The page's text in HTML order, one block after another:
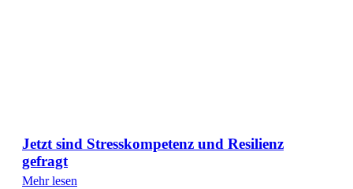
Jetzt sind Stresskompetenz und Resilienz
gefragt
Mehr lesen